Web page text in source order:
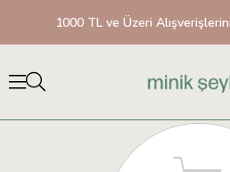
1000 TL ve Üzeri